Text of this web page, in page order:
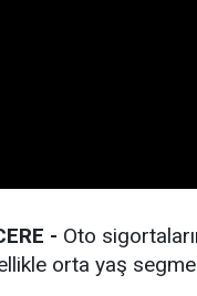
- Oto
orta yaş